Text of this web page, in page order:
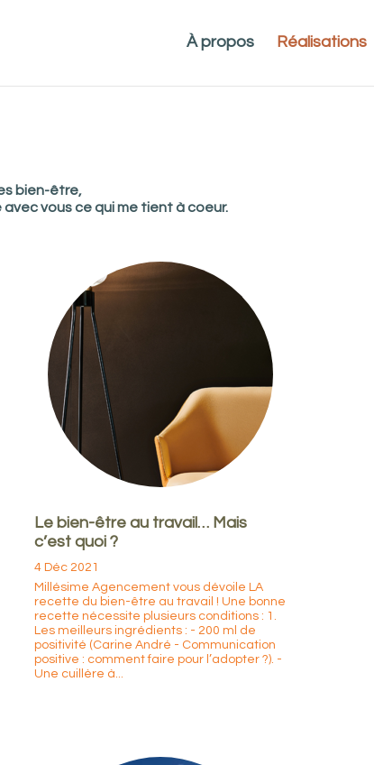
À propos Réalisations
bien-être,
vous ce qui me tient à coeur.
Le bien-être au travail… Mais
c’est quoi ?
4 Déc 2021
Millésime Agencement vous dévoile LA
recette du bien-être au travail ! Une bonne
recette nécessite plusieurs conditions : 1.
Les meilleurs ingrédients : - 200 ml de
positivité (Carine André - Communication
positive : comment faire pour l’adopter ?). -
Une cuillère à...